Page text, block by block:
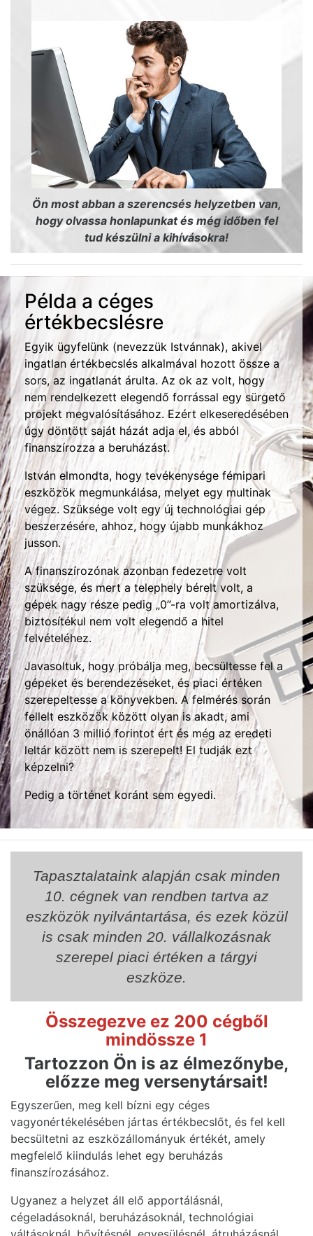
Ön most abban a szerencsés helyzetben van,
hogy olvassa honlapunkat és még időben fel
tud készülni a kihívásokra!
Példa a céges
értékbecslésre
Egyik ügyfelünk (nevezzük Istvánnak), akivel
ingatlan értékbecslés alkalmával hozott össze a
sors, az ingatlanát árulta. Az ok az volt, hogy
nem rendelkezett elegendő forrással egy sürgető
projekt megvalósításához. Ezért elkeseredésében
úgy döntött saját házát adja el, és abból
finanszírozza a beruházást.
István elmondta, hogy tevékenysége fémipari
eszközök megmunkálása, melyet egy multinak
végez. Szüksége volt egy új technológiai gép
beszerzésére, ahhoz, hogy újabb munkákhoz
jusson.
A finanszírozónak azonban fedezetre volt
szüksége, és mert a telephely bérelt volt, a
gépek nagy része pedig „0”-ra volt amortizálva,
biztosítékul nem volt elegendő a hitel
felvételéhez.
Javasoltuk, hogy próbálja meg, becsültesse fel a
gépeket és berendezéseket, és piaci értéken
szerepeltesse a könyvekben. A felmérés során
fellelt eszközök között olyan is akadt, ami
önállóan 3 millió forintot ért és még az eredeti
leltár között nem is szerepelt! El tudják ezt
képzelni?
Pedig a történet koránt sem egyedi.
Tapasztalataink alapján csak minden
10. cégnek van rendben tartva az
eszközök nyilvántartása, és ezek közül
is csak minden 20. vállalkozásnak
szerepel piaci értéken a tárgyi
eszköze.
Összegezve ez 200 cégből
mindössze 1
Tartozzon Ön is az élmezőnybe,
előzze meg versenytársait!
Egyszerűen, meg kell bízni egy céges
vagyonértékelésében jártas értékbecslőt, és fel kell
becsültetni az eszközállományuk értékét, amely
megfelelő kiindulás lehet egy beruházás
finanszírozásához.
Ugyanez a helyzet áll elő apportálásnál,
cégeladásoknál, beruházásoknál, technológiai